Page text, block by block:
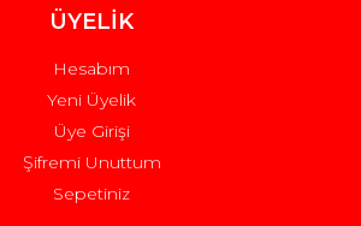
ÜYELİK
Hesabım
Yeni Üyelik
Üye Girişi
Şifremi Unuttum
Sepetiniz